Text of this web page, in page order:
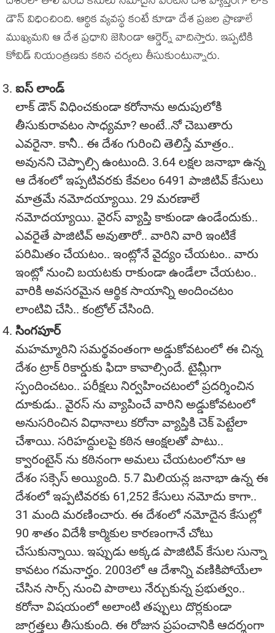
డౌన్ విధించింది. ఆర్థిక వ్యవస్థ కంటే కూడా దేశ ప్రజల ప్రాణాలే
ముఖ్యమని ఆ దేశ ప్రధాని జెసిండా ఆర్డెర్న్ వాదిస్తారు. ఇప్పటికి
కోవిడ్ నియంత్రణకు కఠిన చర్యలు తీసుకుంటున్నారు.
ఐస్ లాండ్
లాక్ డౌన్ విధించకుండా కరోనాను అదుపులోకి
తీసుకురావటం సాధ్యమా? అంటే..నో చెబుతారు
ఎవరైనా. కానీ.. ఈ దేశం గురించి తెలిస్తే మాత్రం..
అవునని చెప్పాల్సి ఉంటుంది. 3.64 లక్షల జనాభా ఉన్న
ఆ దేశంలో ఇప్పటివరకు కేవలం 6491 పాజిటివ్ కేసులు
మాత్రమే నమోదయ్యాయి. 29 మరణాలే
నమోదయ్యాయి. వైరస్ వ్యాప్తి కాకుండా ఉండేందుకు..
ఎవరైతే పాజిటివ్ అవుతారో.. వారిని వారి ఇంటికే
పరిమితం చేయటం.. ఇంట్లోనే వైద్యం చేయటం.. వారు
ఇంట్లో నుంచి బయటకు రాకుండా ఉండేలా చేయటం..
వారికి అవసరమైన ఆర్థిక సాయాన్ని అందించటం
లాంటివి చేసి.. కంట్రోల్ చేసింది.
సింగపూర్
మహమ్మారిని సమర్థవంతంగా అడ్డుకోవటంలో ఈ చిన్న
దేశం ట్రాక్ రికార్డుకు ఫిదా కావాల్సిందే. టైమ్లీగా
స్పందించటం.. పరీక్షలు నిర్వహించటంలో ప్రదర్శించిన
దూకుడు.. వైరస్ ను వ్యాపించే వారిని అడ్డుకోవటంలో
అనుసరించిన విధానాలు కరోనా వ్యాప్తికి చెక్ పెట్టేలా
చేశాయి. సరిహద్దులపై కఠిన ఆంక్షలతో పాటు..
క్వారంటైన్ ను కఠినంగా అమలు చేయటంలోనూ ఆ
దేశం సక్సెస్ అయ్యింది. 5.7 మిలియన్ల జనాభా ఉన్న ఈ
దేశంలో ఇప్పటివరకు 61,252 కేసులు నమోదు కాగా..
31 మంది మరణించారు. ఈ దేశంలో నమోదైన కేసుల్లో
90 శాతం విదేశీ కార్మికుల కారణంగానే చోటు
చేసుకున్నాయి. ఇప్పుడు అక్కడ పాజిటివ్ కేసుల సున్నా
కావటం గమనార్హం. 2003లో ఆ దేశాన్ని వణికిపోయేలా
చేసిన సార్స్ నుంచి పాఠాలు నేర్చుకున్న ప్రభుత్వం..
కరోనా విషయంలో అలాంటి తప్పులు దొర్లకుండా
జాగ్రత్తలు తీసుకుంది. ఈ రోజున ప్రపంచానికి ఆదర్శంగా